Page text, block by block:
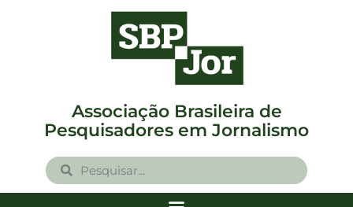
Associação Brasileira de
Pesquisadores em Jornalismo